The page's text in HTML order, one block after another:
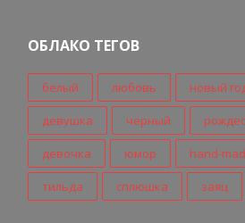
ОБЛАКО ТЕГОВ
белый любовь новый
девушка черный
девочка юмор hand-
тильда сплюшка заяц